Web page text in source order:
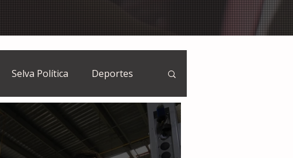
Selva Política Deportes
Guatemala